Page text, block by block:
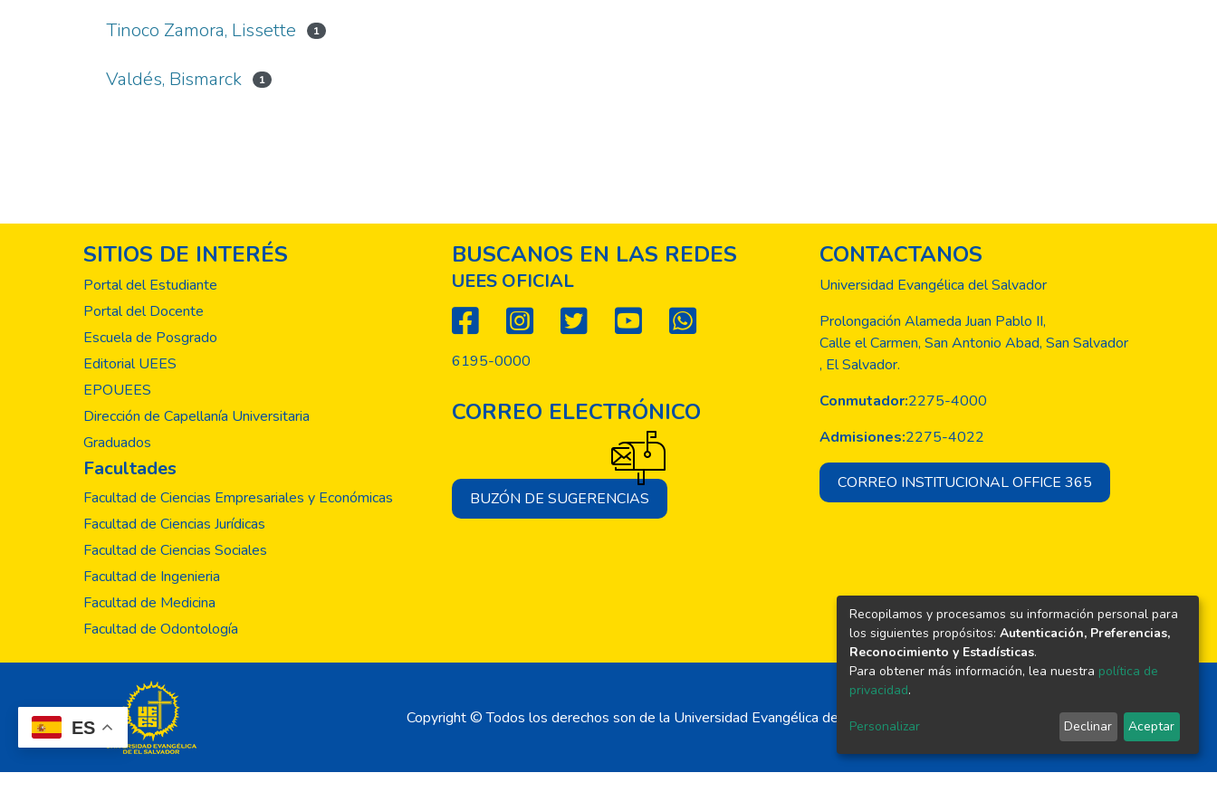
ES
Tinoco Zamora, Lissette 1
Valdés, Bismarck 1
SITIOS DE INTERÉS
Portal del Estudiante
Portal del Docente
Escuela de Posgrado
Editorial UEES
EPOUEES
Dirección de Capellanía Universitaria
Graduados
Facultades
Facultad de Ciencias Empresariales y Económicas
Facultad de Ciencias Jurídicas
Facultad de Ciencias Sociales
Facultad de Ingenieria
Facultad de Medicina
Facultad de Odontología
BUSCANOS EN LAS REDES
UEES OFICIAL
6195-0000
CORREO ELECTRÓNICO
BUZÓN DE SUGERENCIAS
CONTACTANOS
Universidad Evangélica del Salvador
Prolongación Alameda Juan Pablo II,
Calle el Carmen, San Antonio Abad, San Salvador
, El Salvador.
Conmutador:2275-4000
Admisiones:2275-4022
CORREO INSTITUCIONAL OFFICE 365
Copyright © Todos los derechos son de la Universidad Evangélica de El Salvador
Recopilamos y procesamos su información personal para
los siguientes propósitos: Autenticación, Preferencias,
Reconocimiento y Estadísticas.
Para obtener más información, lea nuestra política de
privacidad.
Personalizar Declinar Aceptar